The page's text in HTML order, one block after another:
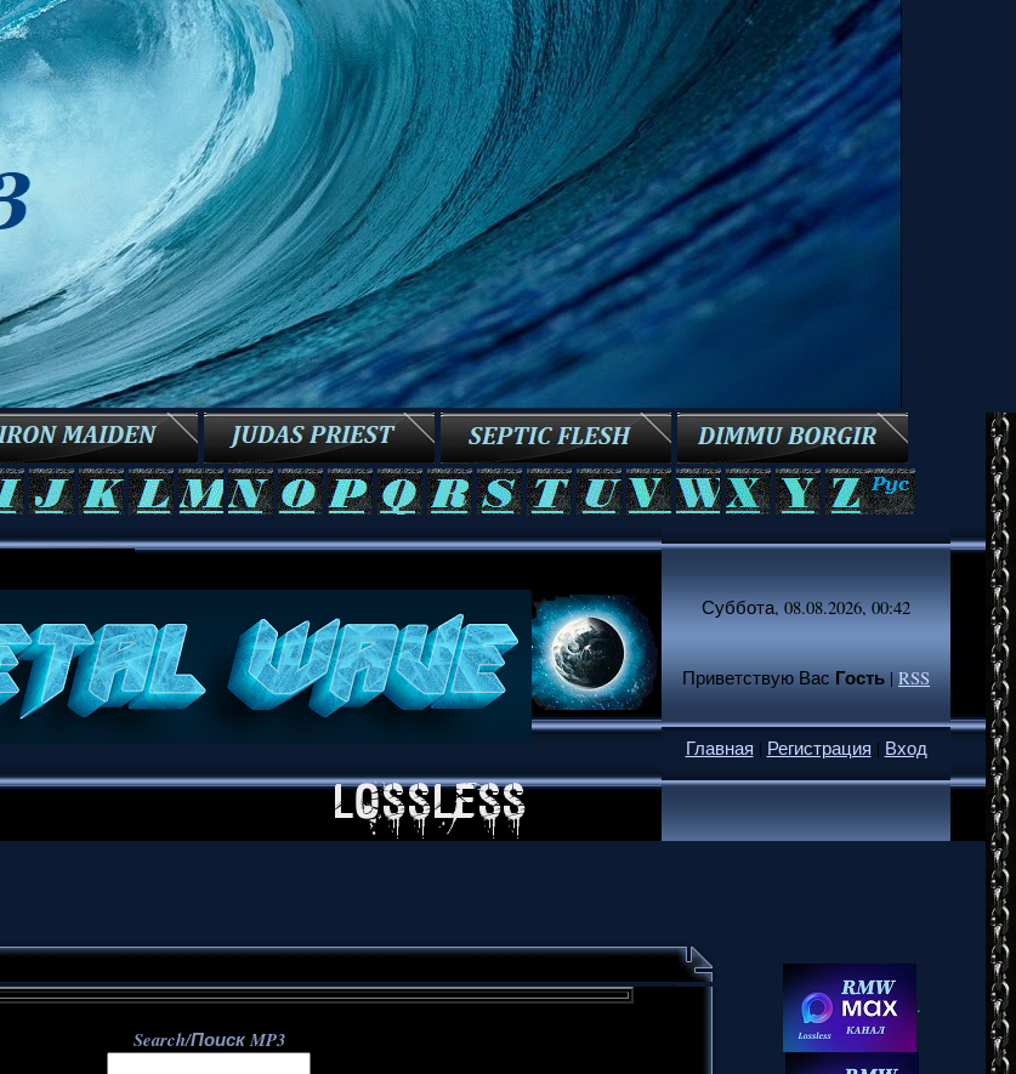
Суббота, 08.08.2026, 00:42
Приветствую Вас Гость|RSS
Главная | Регистрация | Вход
Search/Поиск MP3
.